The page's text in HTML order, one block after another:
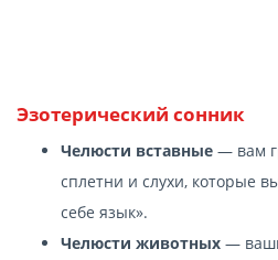
Эзотерический сонник
Челюсти вставные — вам
сплетни и слухи, которые
себе язык».
Челюсти животных —